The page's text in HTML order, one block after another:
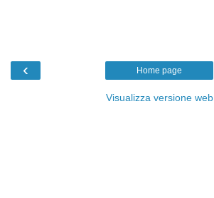
‹ Home page
Visualizza versione web